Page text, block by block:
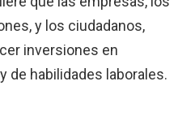
y los ciudadanos,
inversiones en
de habilidades laborales.